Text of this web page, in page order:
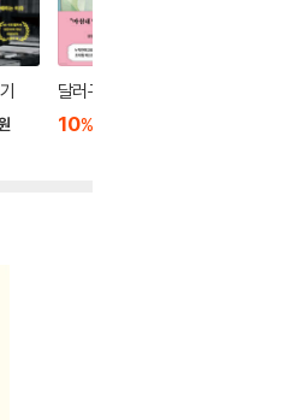
달러구트 꿈 백화점 0
10%